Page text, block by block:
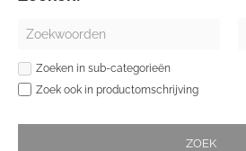
Zoeken in sub-categorieën
Zoek ook in productomschrijving
ZOEK